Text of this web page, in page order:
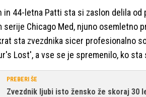
in 44-letna Patti sta si zaslon delila
serije Chicago Med, njuno
sta zvezdnika sicer profesionalno
Lost', a vse se je spremenilo, ko sta
PREBERI ŠE
Zvezdnik ljubi isto žensko že skoraj 30